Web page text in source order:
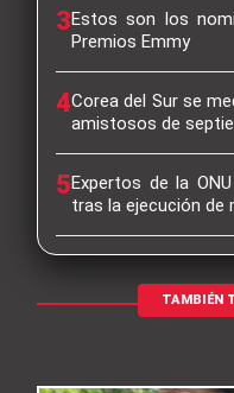
3Estos son los
Premios Emmy
4Corea del Sur se
amistosos de
5Expertos de la
tras la ejecución de
TAMBIÉN